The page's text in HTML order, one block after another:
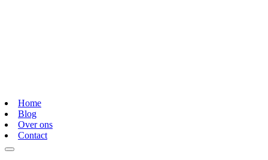
Home
Blog
Over ons
Contact